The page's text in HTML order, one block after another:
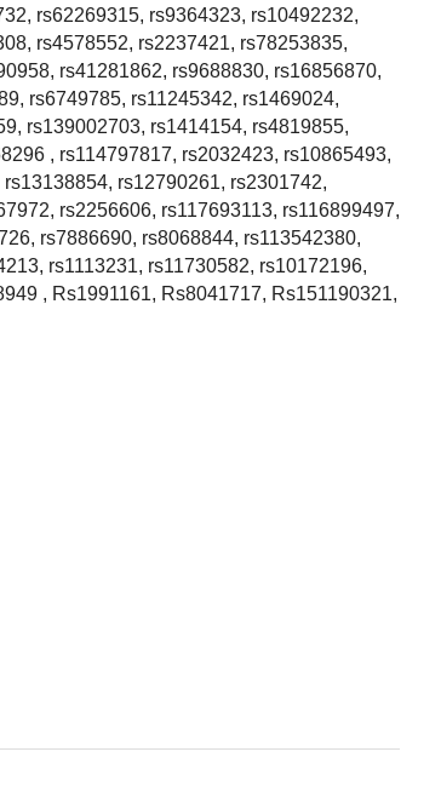
rs62269315, rs9364323, rs10492232,
rs4578552, rs2237421, rs78253835,
rs41281862, rs9688830, rs16856870,
rs6749785, rs11245342, rs1469024,
rs139002703, rs1414154, rs4819855,
, rs114797817, rs2032423, rs10865493,
rs12790261, rs2301742,
rs2256606, rs117693113, rs116899497,
rs7886690, rs8068844, rs113542380,
rs1113231, rs11730582, rs10172196,
, Rs1991161, Rs8041717, Rs151190321,